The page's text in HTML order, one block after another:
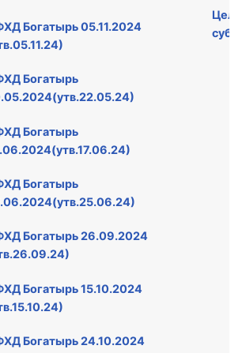
Богатырь 05.11.2024
Богатырь
Богатырь
Богатырь
Богатырь 26.09.2024
Богатырь 15.10.2024
Богатырь 24.10.2024